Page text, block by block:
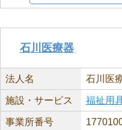
石川医療器
法人名 石川医
施設・サービス 福祉用
事業所番号